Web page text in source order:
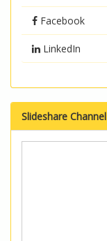
Facebook
LinkedIn
Slideshare Channel